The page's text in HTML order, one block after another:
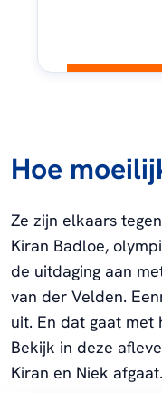
Hoe
Ze zijn elkaars
Kiran Badloe,
de uitdaging aan
van der Velden.
uit. En dat gaat met
Bekijk in deze
Kiran en Niek afgaat.